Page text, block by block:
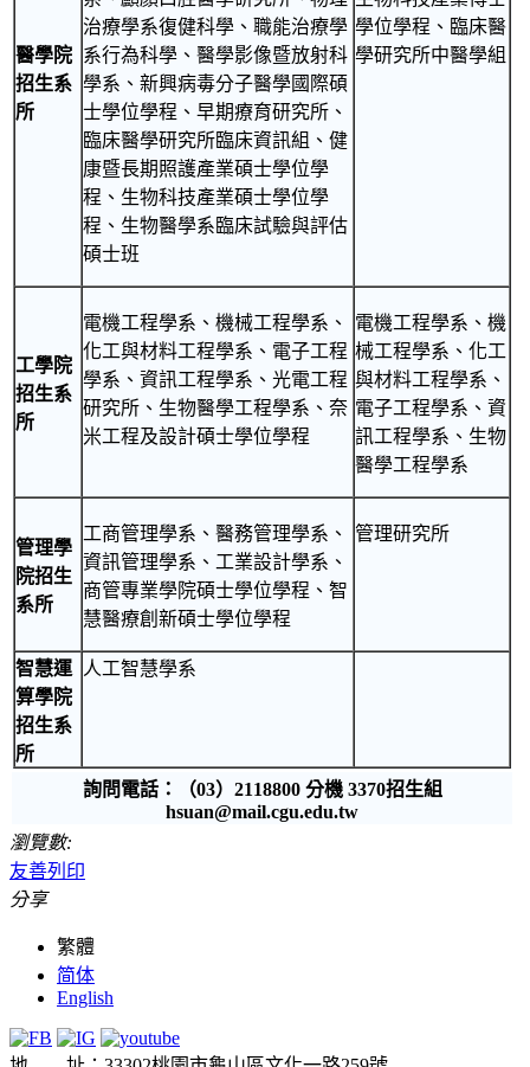
醫學院
招生系
所
治療學系復健科學、職能治療學
系行為科學、醫學影像暨放射科
學系、新興病毒分子醫學國際碩
士學位學程、早期療育研究所、
臨床醫學研究所臨床資訊組、健
康暨長期照護產業碩士學位學
程、生物科技產業碩士學位學
程、生物醫學系臨床試驗與評估
碩士班
學位學程、臨床醫
學研究所中醫學組
工學院
招生系
所
電機工程學系、機械工程學系、
化工與材料工程學系、電子工程
學系、資訊工程學系、光電工程
研究所、生物醫學工程學系、奈
米工程及設計碩士學位學程
電機工程學系、機
械工程學系、化工
與材料工程學系、
電子工程學系、資
訊工程學系、生物
醫學工程學系
管理學
院招生
系所
工商管理學系、醫務管理學系、
資訊管理學系、工業設計學系、
商管專業學院碩士學位學程、智
慧醫療創新碩士學位學程
管理研究所
智慧運
算學院
招生系
所
人工智慧學系
詢問電話：（03）2118800 分機 3370招生組
hsuan@mail.cgu.edu.tw
瀏覽數:
友善列印
分享
繁體
简体
English